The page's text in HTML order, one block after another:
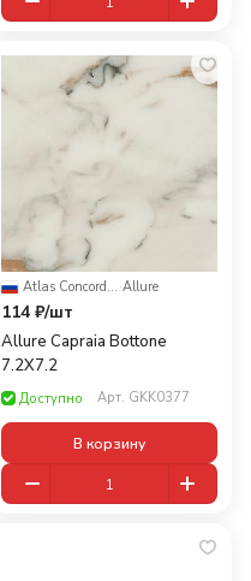
Atlas Concorde Russia ·Allure
114 ₽/шт
Allure Capraia Bottone
7.2X7.2
Доступно Арт. GKK0377
В корзину